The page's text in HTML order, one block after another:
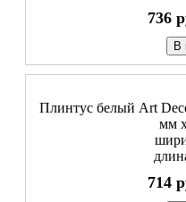
736
В
Плинтус белый Art
мм
714